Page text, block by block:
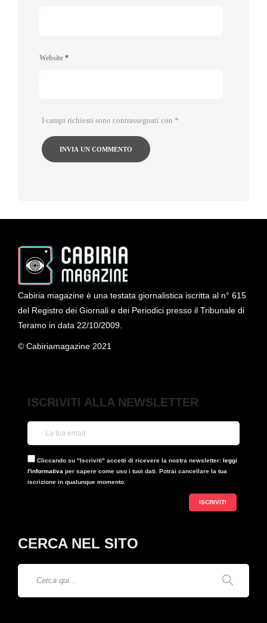
Website *
I campi richiesti sono contrassegnati con *
Cabiria magazine è una testata giornalistica iscritta al n° 615
del Registro dei Giornali e dei Periodici presso il Tribunale di
Teramo in data 22/10/2009.
© Cabiriamagazine 2021
ISCRIVITI ALLA NEWSLETTER
Cliccando su "Iscriviti" accetti di ricevere la nostra newsletter: leggi
l'informativa per sapere come uso i tuoi dati. Potrai cancellare la tua
iscrizione in qualunque momento.
CERCA NEL SITO